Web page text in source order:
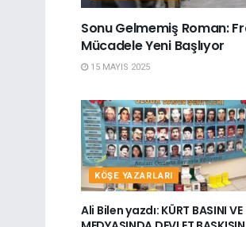
Sonu Gelmemiş Roman:
Mücadele Yeni Başlıyor
15 MAYIS 2025
KÖŞE YAZARLARI
Ali Bilen yazdı: KÜRT BASINI VE